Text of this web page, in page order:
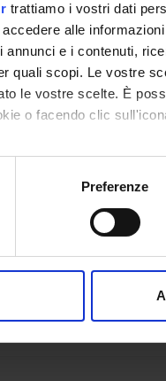
trattiamo i vostri dati
alle
annunci e i contenuti,
quali scopi. Le vostre
le vostre scelte. È
o facendo clic
anche:
sulla tua posizione
in qualsiasi
Preferenze
(pdf, it,